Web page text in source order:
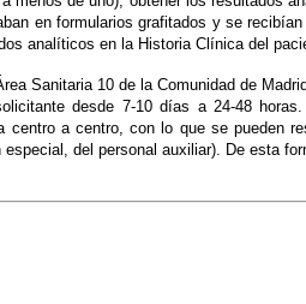
en formularios grafitados y se
analíticos en la Historia Clínica del
Sanitaria 10 de la Comunidad de
desde 7-10 días a 24-48
a centro, con lo que se pueden
del personal auxiliar). De esta